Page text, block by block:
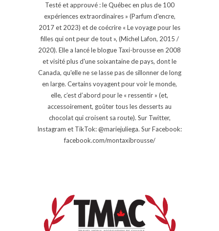
Testé et approuvé : le Québec en plus de 100
expériences extraordinaires » (Parfum d'encre,
2017 et 2023) et de coécrire « Le voyage pour les
filles qui ont peur de tout », (Michel Lafon, 2015 /
2020). Elle a lancé le blogue Taxi-brousse en 2008
et visité plus d'une soixantaine de pays, dont le
Canada, qu'elle ne se lasse pas de sillonner de long
en large. Certains voyagent pour voir le monde,
elle, c’est d’abord pour le « ressentir » (et,
accessoirement, goûter tous les desserts au
chocolat qui croisent sa route). Sur Twitter,
Instagram et TikTok: @mariejuliega. Sur Facebook:
facebook.com/montaxibrousse/